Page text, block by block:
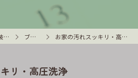
静岡県静岡市の外壁塗装はMyC ブログ お家の汚れスッキリ・高圧洗浄
リ・高圧洗浄